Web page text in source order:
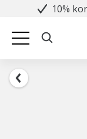
10%